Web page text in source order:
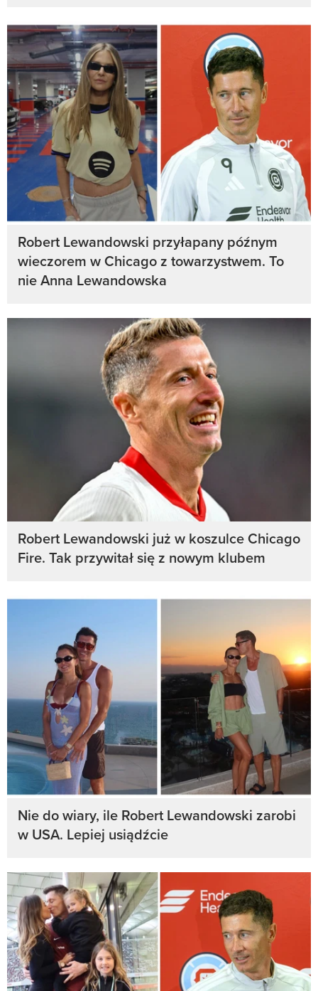
Robert Lewandowski przyłapany późnym
wieczorem w Chicago z towarzystwem. To
nie Anna Lewandowska
Robert Lewandowski już w koszulce Chicago
Fire. Tak przywitał się z nowym klubem
Nie do wiary, ile Robert Lewandowski zarobi
w USA. Lepiej usiądźcie